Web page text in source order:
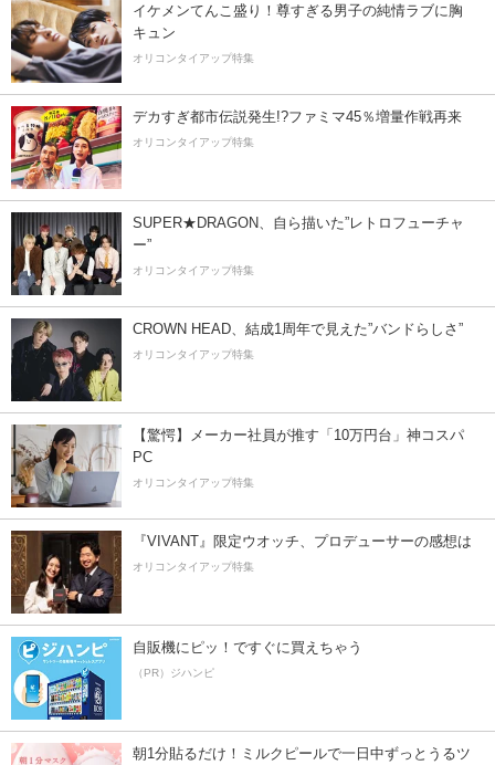
イケメンてんこ盛り！尊すぎる男子の純情ラブに胸
キュン
オリコンタイアップ特集
デカすぎ都市伝説発生!?ファミマ45％増量作戦再来
オリコンタイアップ特集
SUPER★DRAGON、自ら描いた”レトロフューチャ
ー”
オリコンタイアップ特集
CROWN HEAD、結成1周年で見えた”バンドらしさ”
オリコンタイアップ特集
【驚愕】メーカー社員が推す「10万円台」神コスパ
PC
オリコンタイアップ特集
『VIVANT』限定ウオッチ、プロデューサーの感想は
オリコンタイアップ特集
自販機にピッ！ですぐに買えちゃう
（PR）ジハンピ
朝1分貼るだけ！ミルクピールで一日中ずっとうるツ